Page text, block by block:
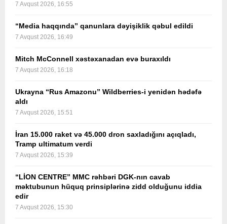
7 Avqust 2026, 16:55
“Media haqqında” qanunlara dəyişiklik qəbul edildi
7 Avqust 2026, 16:49
Mitch McConnell xəstəxanadan evə buraxıldı
7 Avqust 2026, 16:18
Ukrayna “Rus Amazonu” Wildberries-i yenidən hədəfə
aldı
7 Avqust 2026, 15:51
İran 15.000 raket və 45.000 dron saxladığını açıqladı,
Tramp ultimatum verdi
7 Avqust 2026, 15:39
“LİON CENTRE” MMC rəhbəri DGK-nın cavab
məktubunun hüquq prinsiplərinə zidd olduğunu iddia
edir
7 Avqust 2026, 15:30